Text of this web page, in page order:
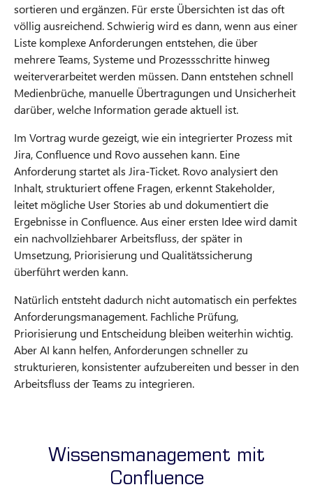
sortieren und ergänzen. Für erste Übersichten ist das oft
völlig ausreichend. Schwierig wird es dann, wenn aus einer
Liste komplexe Anforderungen entstehen, die über
mehrere Teams, Systeme und Prozessschritte hinweg
weiterverarbeitet werden müssen. Dann entstehen schnell
Medienbrüche, manuelle Übertragungen und Unsicherheit
darüber, welche Information gerade aktuell ist.
Im Vortrag wurde gezeigt, wie ein integrierter Prozess mit
Jira, Confluence und Rovo aussehen kann. Eine
Anforderung startet als Jira-Ticket. Rovo analysiert den
Inhalt, strukturiert offene Fragen, erkennt Stakeholder,
leitet mögliche User Stories ab und dokumentiert die
Ergebnisse in Confluence. Aus einer ersten Idee wird damit
ein nachvollziehbarer Arbeitsfluss, der später in
Umsetzung, Priorisierung und Qualitätssicherung
überführt werden kann.
Natürlich entsteht dadurch nicht automatisch ein perfektes
Anforderungsmanagement. Fachliche Prüfung,
Priorisierung und Entscheidung bleiben weiterhin wichtig.
Aber AI kann helfen, Anforderungen schneller zu
strukturieren, konsistenter aufzubereiten und besser in den
Arbeitsfluss der Teams zu integrieren.
Wissensmanagement mit
Confluence